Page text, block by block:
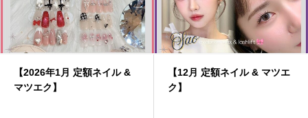
【2026年1月 定額ネイル &
マツエク】
【12月 定額ネイル & マツエ
ク】